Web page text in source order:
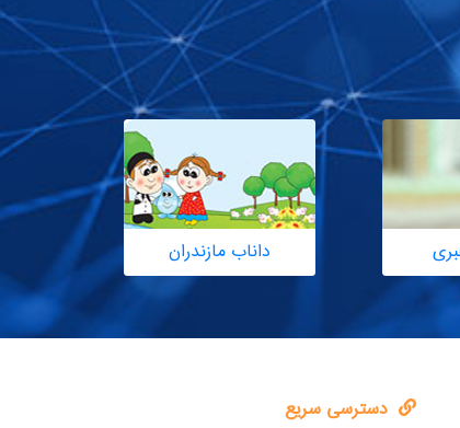
داناب مازندران
دسترسی سریع